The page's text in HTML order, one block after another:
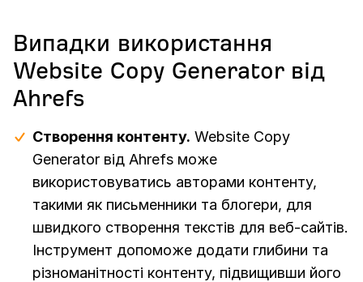
Випадки використання
Website Copy Generator від
Ahrefs
Створення контенту. Website Copy
Generator від Ahrefs може
використовуватись авторами контенту,
такими як письменники та блогери, для
швидкого створення текстів для веб-сайтів.
Інструмент допоможе додати глибини та
різноманітності контенту, підвищивши його